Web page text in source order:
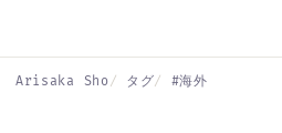
Arisaka Sho タグ #海外